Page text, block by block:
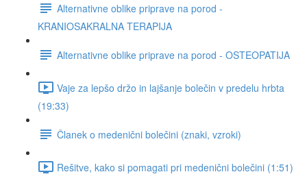
Alternativne oblike priprave na porod -
KRANIOSAKRALNA TERAPIJA
Alternativne oblike priprave na porod - OSTEOPATIJA
Vaje za lepšo držo in lajšanje bolečin v predelu hrbta
(19:33)
Članek o medenični bolečini (znaki, vzroki)
Rešitve, kako si pomagati pri medenični bolečini (1:51)